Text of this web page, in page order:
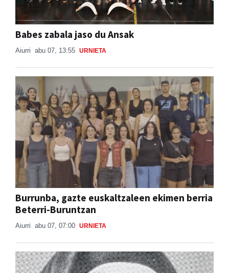
Babes zabala jaso du Ansak
Aiurri abu 07, 13:55 URNIETA
Burrunba, gazte euskaltzaleen ekimen berria
Beterri-Buruntzan
Aiurri abu 07, 07:00 URNIETA